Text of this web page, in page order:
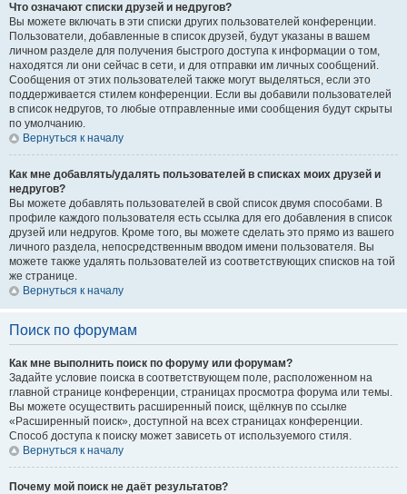
Что означают списки друзей и недругов?
Вы можете включать в эти списки других пользователей конференции.
Пользователи, добавленные в список друзей, будут указаны в вашем
личном разделе для получения быстрого доступа к информации о том,
находятся ли они сейчас в сети, и для отправки им личных сообщений.
Сообщения от этих пользователей также могут выделяться, если это
поддерживается стилем конференции. Если вы добавили пользователей
в список недругов, то любые отправленные ими сообщения будут скрыты
по умолчанию.
Вернуться к началу
Как мне добавлять/удалять пользователей в списках моих друзей и
недругов?
Вы можете добавлять пользователей в свой список двумя способами. В
профиле каждого пользователя есть ссылка для его добавления в список
друзей или недругов. Кроме того, вы можете сделать это прямо из вашего
личного раздела, непосредственным вводом имени пользователя. Вы
можете также удалять пользователей из соответствующих списков на той
же странице.
Вернуться к началу
Поиск по форумам
Как мне выполнить поиск по форуму или форумам?
Задайте условие поиска в соответствующем поле, расположенном на
главной странице конференции, страницах просмотра форума или темы.
Вы можете осуществить расширенный поиск, щёлкнув по ссылке
«Расширенный поиск», доступной на всех страницах конференции.
Способ доступа к поиску может зависеть от используемого стиля.
Вернуться к началу
Почему мой поиск не даёт результатов?